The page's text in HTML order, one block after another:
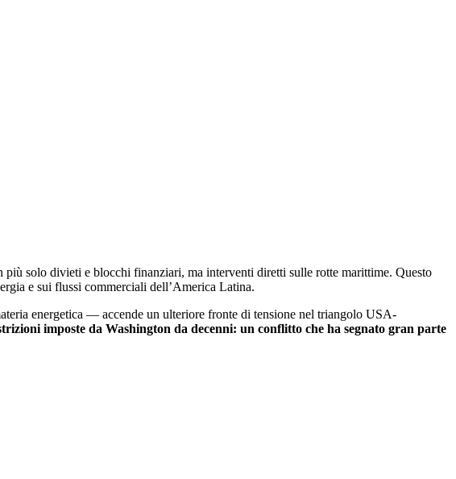
più solo divieti e blocchi finanziari, ma interventi diretti sulle rotte marittime. Questo
e sui flussi commerciali dell’America Latina.
energetica — accende un ulteriore fronte di tensione nel triangolo USA-
imposte da Washington da decenni: un conflitto che ha segnato gran parte